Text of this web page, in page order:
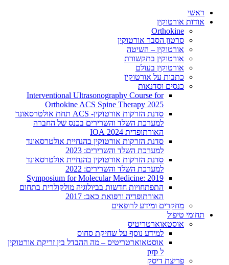
ראשי
אודות אורטוקין
Orthokine
סרטון הסבר אורטוקין
אורטוקין – השיטה
אורטוקין בתקשורת
אורטוקין בעולם
כתבות על אורטוקין
כנסים וסדנאות
Interventional Ultrasonography Course for
Orthokine ACS Spine Therapy 2025
סדנת הזרקות אורטוקין- ACS תחת אולטרסאונד
למערכת השלד והשרירים בכנס של החברה
האורתופדית 2024 IOA
סדנת הזרקות אורטוקין בהנחיית אולטרסאונד
למערכת השלד והשרירים: 2023
סדנת הזרקות אורטוקין בהנחיית אולטרסאונד
למערכת השלד והשרירים: 2022
2019 :Symposium for Molecular Medicine
התפתחויות חדשות בביולוגיה מולקולרית בתחום
האורתופדיה ורפואת כאב: 2017
מחקרים ומידע לרופאים
תחומי טיפול
אוסטאוארטריטיס
למידע נוסף על שחיקת סחוס
אוסטאוארטריטיס – מה ההבדל בין זריקת אורטוקין
ל prp
פריצת דיסק